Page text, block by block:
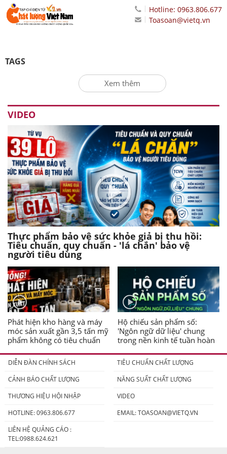
Hotline: 0963.806.677
Toasoan@vietq.vn
TAGS
Xem thêm
VIDEO
Thực phẩm bảo vệ sức khỏe giả bị thu hồi:
Tiêu chuẩn, quy chuẩn - 'lá chắn' bảo vệ
người tiêu dùng
Phát hiện kho hàng và máy
móc sản xuất gần 3,5 tấn mỹ
phẩm không có tiêu chuẩn
Hộ chiếu sản phẩm số:
'Ngôn ngữ dữ liệu' chung
trong nền kinh tế tuần hoàn
DIỄN ĐÀN CHÍNH SÁCH
TIÊU CHUẨN CHẤT LƯỢNG
CẢNH BÁO CHẤT LƯỢNG
NĂNG SUẤT CHẤT LƯỢNG
THƯƠNG HIỆU HỘI NHẬP
VIDEO
HOTLINE: 0963.806.677
EMAIL:TOASOAN@VIETQ.VN
LIÊN HỆ QUẢNG CÁO :
TEL:0988.624.621